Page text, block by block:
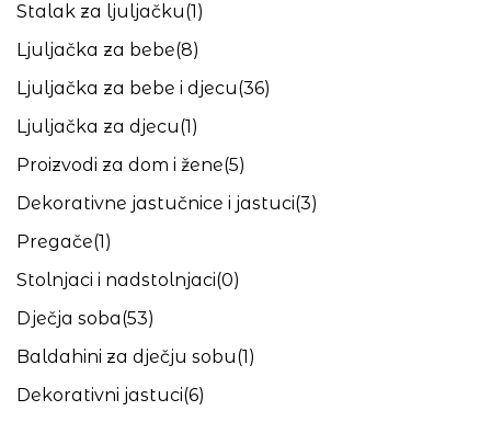
Stalak za ljuljačku(1)
Ljuljačka za bebe(8)
Ljuljačka za bebe i djecu(36)
Ljuljačka za djecu(1)
Proizvodi za dom i žene(5)
Dekorativne jastučnice i jastuci(3)
Pregače(1)
Stolnjaci i nadstolnjaci(0)
Dječja soba(53)
Baldahini za dječju sobu(1)
Dekorativni jastuci(6)